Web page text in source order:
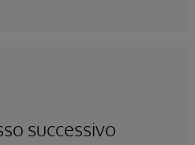
successivo